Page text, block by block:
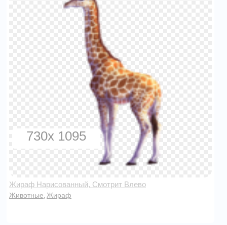
730x 1095
Жираф Нарисованный, Смотрит Влево
Животные Жираф